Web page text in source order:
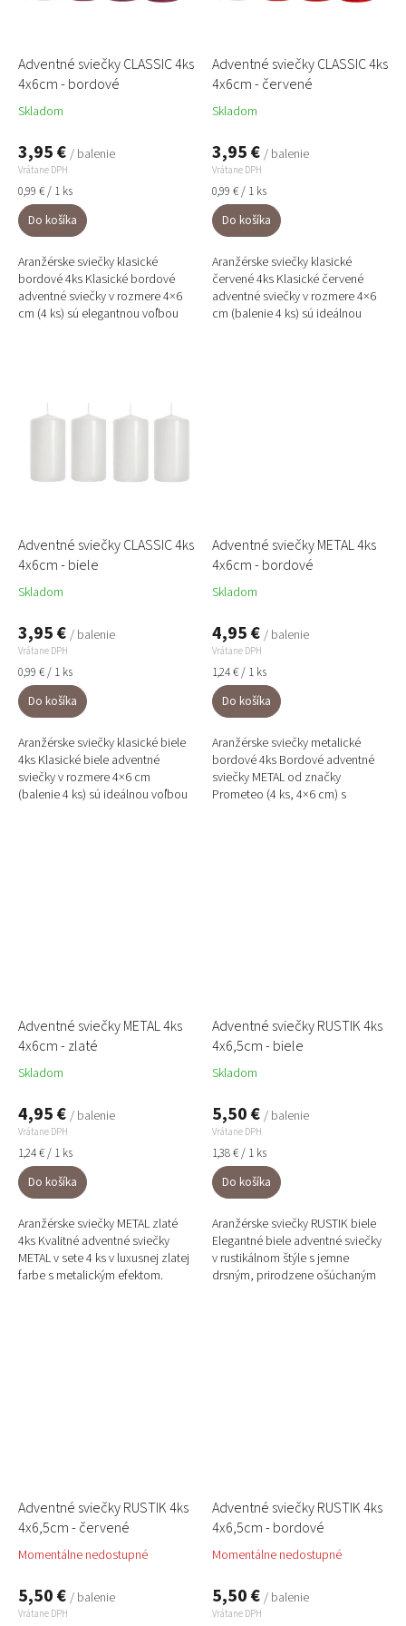
o
v
u
k
t
o
Adventné sviečky CLASSIC 4ks
4x6cm - bordové
Skladom
3,95 € / balenie
Vrátane DPH
Jednotková
cena:
0,99 € / 1 ks
Do košíka
Aranžérske sviečky klasické
bordové 4ks Klasické bordové
adventné sviečky v rozmere 4×6
cm (4 ks) sú elegantnou voľbou
Adventné sviečky CLASSIC 4ks
4x6cm - červené
Skladom
3,95 € / balenie
Vrátane DPH
Jednotková
cena:
0,99 € / 1 ks
Do košíka
Aranžérske sviečky klasické
červené 4ks Klasické červené
adventné sviečky v rozmere 4×6
cm (balenie 4 ks) sú ideálnou
Adventné sviečky CLASSIC 4ks
4x6cm - biele
Skladom
3,95 € / balenie
Vrátane DPH
Jednotková
cena:
0,99 € / 1 ks
Do košíka
Aranžérske sviečky klasické biele
4ks Klasické biele adventné
sviečky v rozmere 4×6 cm
(balenie 4 ks) sú ideálnou voľbou
Adventné sviečky METAL 4ks
4x6cm - bordové
Skladom
4,95 € / balenie
Vrátane DPH
Jednotková
cena:
1,24 € / 1 ks
Do košíka
Aranžérske sviečky metalické
bordové 4ks Bordové adventné
sviečky METAL od značky
Prometeo (4 ks, 4×6 cm) s
Adventné sviečky METAL 4ks
4x6cm - zlaté
Skladom
4,95 € / balenie
Vrátane DPH
Jednotková
cena:
1,24 € / 1 ks
Do košíka
Aranžérske sviečky METAL zlaté
4ks Kvalitné adventné sviečky
METAL v sete 4 ks v luxusnej zlatej
farbe s metalickým efektom.
Adventné sviečky RUSTIK 4ks
4x6,5cm - biele
Skladom
5,50 € / balenie
Vrátane DPH
Jednotková
cena:
1,38 € / 1 ks
Do košíka
Aranžérske sviečky RUSTIK biele
Elegantné biele adventné sviečky
v rustikálnom štýle s jemne
drsným, prirodzene ošúchaným
Adventné sviečky RUSTIK 4ks
4x6,5cm - červené
Momentálne nedostupné
5,50 € / balenie
Vrátane DPH
Adventné sviečky RUSTIK 4ks
4x6,5cm - bordové
Momentálne nedostupné
5,50 € / balenie
Vrátane DPH